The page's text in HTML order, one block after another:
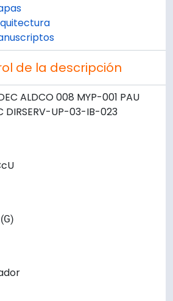
de la descripción
ALDCO 008 MYP-001 PAU
DIRSERV-UP-03-IB-023